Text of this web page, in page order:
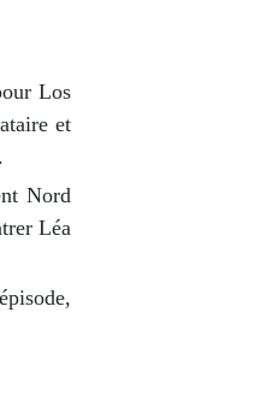
Los
et
Nord
Léa